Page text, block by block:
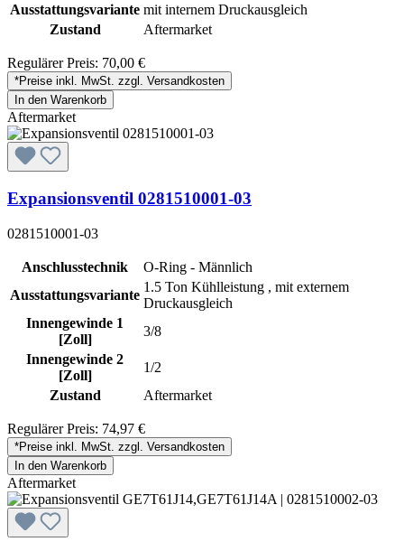
Ausstattungsvariante mit internem Druckausgleich
Zustand
Aftermarket
Regulärer Preis: 70,00 €
*Preise inkl. MwSt. zzgl. Versandkosten
In den Warenkorb
Aftermarket
Expansionsventil 0281510001-03
0281510001-03
Anschlusstechnik
O-Ring - Männlich
Ausstattungsvariante
1.5 Ton Kühlleistung , mit externem
Druckausgleich
Innengewinde 1
[Zoll]
3/8
Innengewinde 2
[Zoll]
1/2
Zustand
Aftermarket
Regulärer Preis: 74,97 €
*Preise inkl. MwSt. zzgl. Versandkosten
In den Warenkorb
Aftermarket